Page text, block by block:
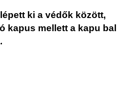
ki a védők között,
kapus mellett a kapu bal